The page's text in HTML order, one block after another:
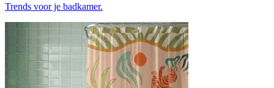
Trends voor je badkamer.